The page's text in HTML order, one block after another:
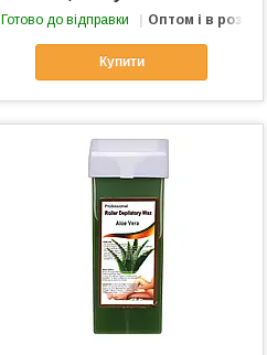
Готово до відправки Оптом і в роздріб
Купити